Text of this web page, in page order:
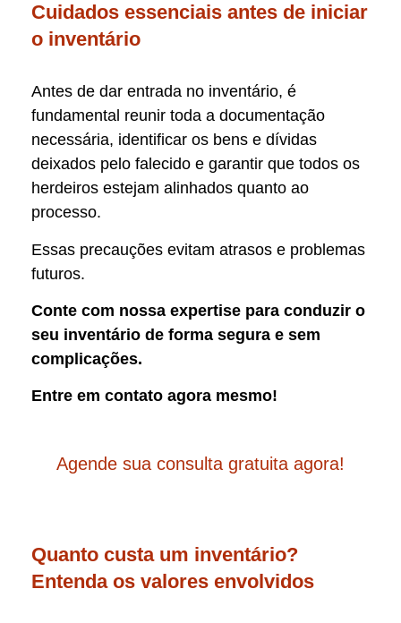
Cuidados essenciais antes de iniciar
o inventário
Antes de dar entrada no inventário, é
fundamental reunir toda a documentação
necessária, identificar os bens e dívidas
deixados pelo falecido e garantir que todos os
herdeiros estejam alinhados quanto ao
processo.
Essas precauções evitam atrasos e problemas
futuros.
Conte com nossa expertise para conduzir o
seu inventário de forma segura e sem
complicações.
Entre em contato agora mesmo!
Agende sua consulta gratuita agora!
Quanto custa um inventário?
Entenda os valores envolvidos